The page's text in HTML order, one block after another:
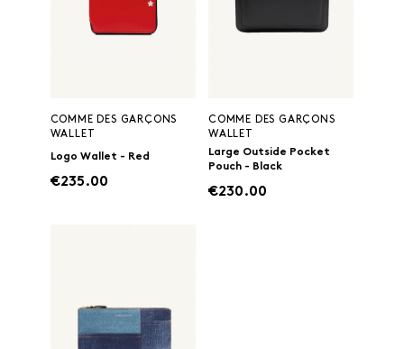
COMME DES GARÇONS
WALLET
Logo Wallet - Red
€235.00
COMME DES GARÇONS
WALLET
Large Outside Pocket
Pouch - Black
€230.00